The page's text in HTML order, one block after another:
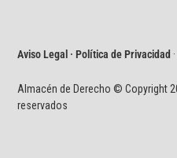
Aviso Legal · Política de Privacidad
Almacén de Derecho © Copyright
reservados